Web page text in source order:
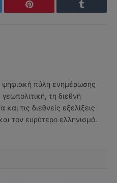
Pinterest Tumblr
ψηφιακή πύλη ενημέρωσης
τη διεθνή
τις διεθνείς εξελίξεις
τον ευρύτερο ελληνισμό.